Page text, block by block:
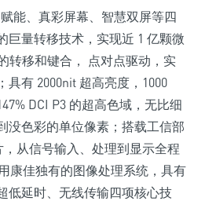
能、真彩屏幕、智慧双屏等四
巨量转移技术，实现近 1 亿颗微
转移和键合， 点对点驱动，实
具有 2000nit 超高亮度，1000
DCI P3 的超高色域，无比细
没色彩的单位像素；搭载工信部
从信号输入、处理到显示全程
康佳独有的图像处理系统，具有
低延时、无线传输四项核心技